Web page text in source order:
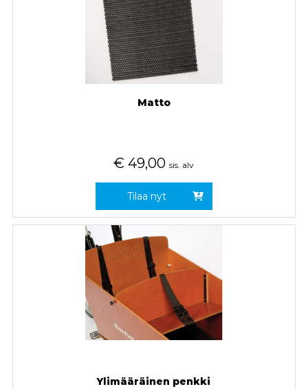
Matto
€ 49,00 sis. alv
Tilaa nyt
Ylimääräinen penkki